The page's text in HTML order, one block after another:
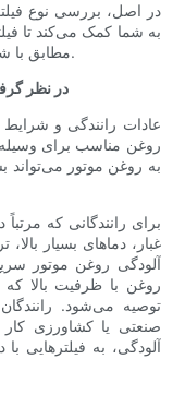
در اصل، بررسی نوع
به شما کمک می‌کند تا
مطابق با شرایط رانندگی و نیازهای موتور شما ارائه دهد.
در نظر
عادات رانندگی و
روغن مناسب برای وسیله
به روغن موتور می‌تواند
برای رانندگانی که
غبار، دماهای بسیار
آلودگی روغن موتور
روغن با ظرفیت بالا که
توصیه می‌شود.
صنعتی یا کشاورزی
آلودگی، به فیلترهایی با